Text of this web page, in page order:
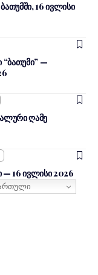
16 ივლისი
“ბათუმი” —
ღამე
— 16 ივლისი 2026